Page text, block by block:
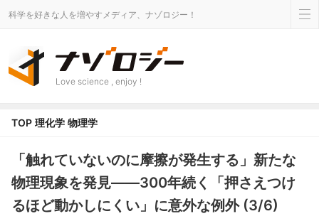
科学を好きな人を増やすメディア、ナゾロジー！
Love science , enjoy !
TOP 理化学 物理学
「触れていないのに摩擦が発生する」新たな
物理現象を発見――300年続く「押さえつけ
るほど動かしにくい」に意外な例外 (3/6)